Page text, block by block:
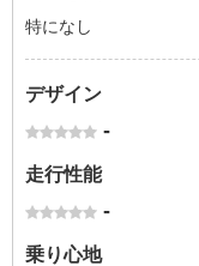
特になし
デザイン
-
走行性能
-
乗り心地